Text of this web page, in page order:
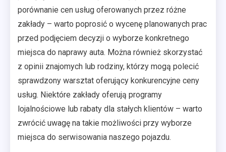
porównanie cen usług oferowanych przez różne
zakłady – warto poprosić o wycenę planowanych prac
przed podjęciem decyzji o wyborze konkretnego
miejsca do naprawy auta. Można również skorzystać
z opinii znajomych lub rodziny, którzy mogą polecić
sprawdzony warsztat oferujący konkurencyjne ceny
usług. Niektóre zakłady oferują programy
lojalnościowe lub rabaty dla stałych klientów – warto
zwrócić uwagę na takie możliwości przy wyborze
miejsca do serwisowania naszego pojazdu.